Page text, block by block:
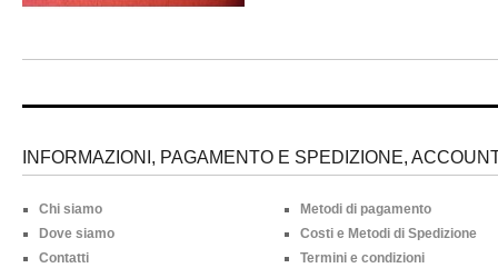
INFORMAZIONI, PAGAMENTO E SPEDIZIONE,
Chi siamo
Dove siamo
Contatti
Metodi di pagamento
Costi e Metodi di Spedizione
Termini e condizioni